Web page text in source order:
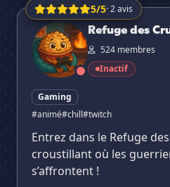
5/5· 2 avis
Refuge des Crumbles
Refuge des
524 membres
Inactif
Gaming
#animé#chill#twitch
Entrez dans le Refuge
croustillant où les
s’affrontent !